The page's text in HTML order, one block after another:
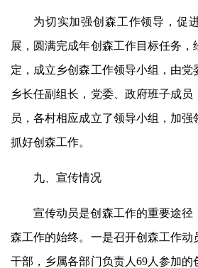
为切实加强创森工作领导，促
展，圆满完成年创森工作目标任务
定，成立乡创森工作领导小组，由党
乡长任副组长，党委、政府班子成
员，各村相应成立了领导小组，加强
抓好创森工作。
九、宣传情况
宣传动员是创森工作的重要途径
森工作的始终。一是召开创森工作动
干部，乡属各部门负责人69人参加的